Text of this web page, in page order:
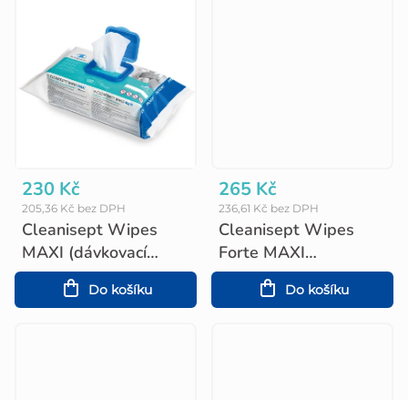
Cleanisept Wipes
MAXI (dávkovací
balení)
205,36 Kč bez DPH
230 Kč
Do košíku
Cleanisept Wipes
Forte MAXI
(dávkovací balení)
236,61 Kč bez DPH
265 Kč
Do košíku